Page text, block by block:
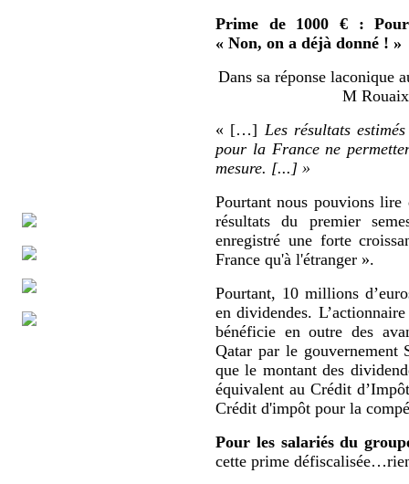
Prime de 1000 € :
« Non, on a déjà donné ! »
Dans sa réponse laconique
M
« […] Les résultats
pour la France ne
mesure. [...] »
Pourtant nous pouvions lire
résultats du premier
enregistré une forte
France qu'à l'étranger ».
Pourtant, 10 millions
en dividendes.
bénéficie en outre des
Qatar par le gouvernement
que le montant des
équivalent au Crédit
Crédit d'impôt pour la
Pour les salariés du
cette prime